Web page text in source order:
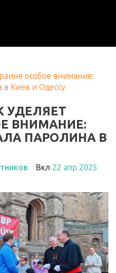
особое внимание:
в Киев и Одессу
УДЕЛЯЕТ
ВНИМАНИЕ:
ПАРОЛИНА В
Вкл 22 апр 2025